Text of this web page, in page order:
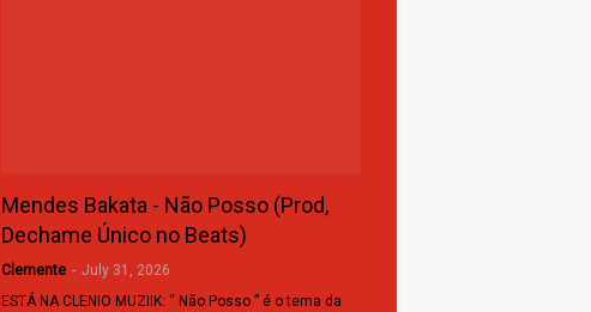
Mendes Bakata - Não Posso (Prod,
Dechame Único no Beats)
Clemente - July 31, 2026
ESTÁ NA CLENIO MUZIIK: “ Não Posso ” é o tema da